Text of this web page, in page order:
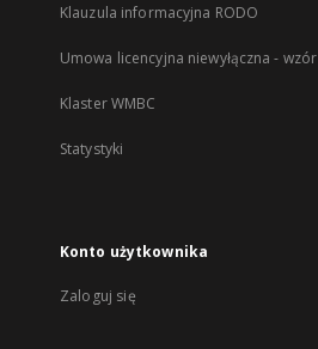
Klauzula informacyjna RODO
Umowa licencyjna niewyłączna - wzór
Klaster WMBC
Statystyki
Konto użytkownika
Zaloguj się